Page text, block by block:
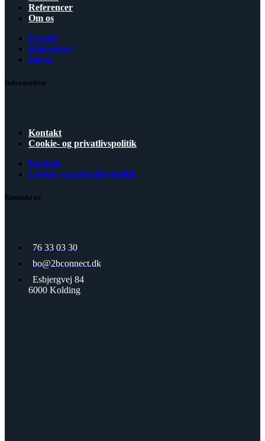
Referencer
Om os
Forside
Referencer
Om os
Information
Kontakt
Cookie- og privatlivspolitik
Kontakt
Cookie- og privatlivspolitik
Kontakt os
76 33 03 30
bo@2bconnect.dk
Esbjergvej 84
6000 Kolding